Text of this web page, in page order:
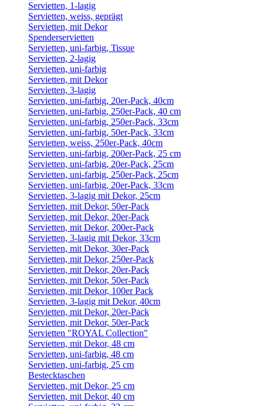
Servietten, 1-lagig
Servietten, weiss, geprägt
Servietten, mit Dekor
Spenderservietten
Servietten, uni-farbig, Tissue
Servietten, 2-lagig
Servietten, uni-farbig
Servietten, mit Dekor
Servietten, 3-lagig
Servietten, uni-farbig, 20er-Pack, 40cm
Servietten, uni-farbig, 250er-Pack, 40 cm
Servietten, uni-farbig, 250er-Pack, 33cm
Servietten, uni-farbig, 50er-Pack, 33cm
Servietten, weiss, 250er-Pack, 40cm
Servietten, uni-farbig, 200er-Pack, 25 cm
Servietten, uni-farbig, 20er-Pack, 25cm
Servietten, uni-farbig, 250er-Pack, 25cm
Servietten, uni-farbig, 20er-Pack, 33cm
Servietten, 3-lagig mit Dekor, 25cm
Servietten, mit Dekor, 50er-Pack
Servietten, mit Dekor, 20er-Pack
Servietten, mit Dekor, 200er-Pack
Servietten, 3-lagig mit Dekor, 33cm
Servietten, mit Dekor, 30er-Pack
Servietten, mit Dekor, 250er-Pack
Servietten, mit Dekor, 20er-Pack
Servietten, mit Dekor, 50er-Pack
Servietten, mit Dekor, 100er Pack
Servietten, 3-lagig mit Dekor, 40cm
Servietten, mit Dekor, 20er-Pack
Servietten, mit Dekor, 50er-Pack
Servietten "ROYAL Collection"
Servietten, mit Dekor, 48 cm
Servietten, uni-farbig, 48 cm
Servietten, uni-farbig, 25 cm
Bestecktaschen
Servietten, mit Dekor, 25 cm
Servietten, mit Dekor, 40 cm